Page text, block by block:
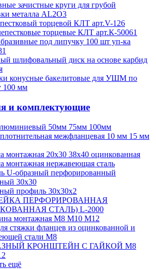
зачистные круги для грубой
металла AL2O3
торцевой КЛТ арт.V-126
торцевые КЛТ арт.К-50061
под липучку 100 шт уп-ка
шлифовальный диск на основе карбид
конусные бакелитовые для УШМ по
100 мм
и комплектующие
50мм 75мм 100мм
межфланцевая 10 мм 15 мм
монтажная 20х30 38х40 оцинкованная
монтажная нержавеющая сталь
U-образный перфорированный
30х30
профиль 30х30х2
ПЕРФОРИРОВАННАЯ
СТАЛЬ) L-2000
монтажная М8 М10 М12
стяжки фланцев из оцинкованной и
стали М8
КРОНШТЕЙН С ГАЙКОЙ М8
ещё